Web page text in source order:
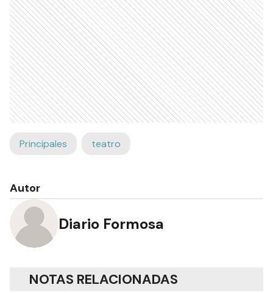
Principales teatro
Autor
Diario Formosa
NOTAS RELACIONADAS